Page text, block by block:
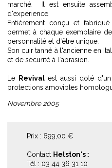
marché. Il est ensuite
d'expérience.
Entièrement conçu et
permet à chaque exemplaire
personnalité et d'être unique.
Son cuir tanné à l'ancienne en
et de sécurité à l'abrasion.
Le Revival est aussi doté
protections amovibles
Novembre 2005
Prix : 699,00 €
Contact Helston's :
Tél : 03 44 36 31 10